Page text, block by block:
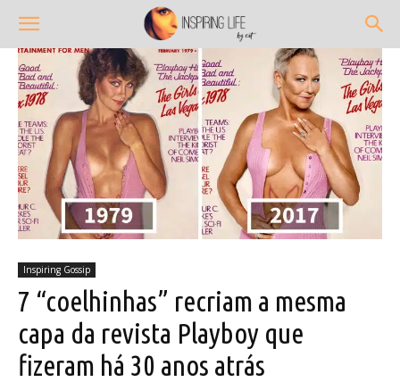
Inspiring Gossip
7 “coelhinhas” recriam a mesma
capa da revista Playboy que
fizeram há 30 anos atrás